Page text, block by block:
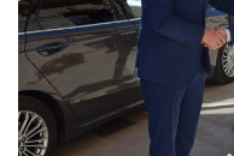
Mapa de Mazarrón
Vídeos